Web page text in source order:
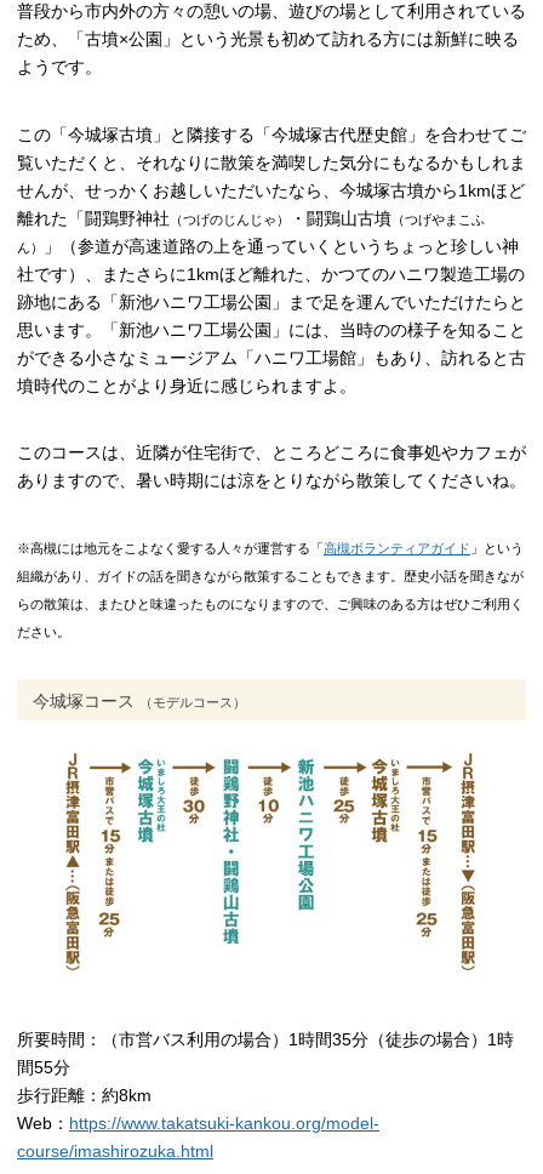
普段から市内外の方々の憩いの場、遊びの場として利用されている
ため、「古墳×公園」という光景も初めて訪れる方には新鮮に映る
ようです。
この「今城塚古墳」と隣接する「今城塚古代歴史館」を合わせてご
覧いただくと、それなりに散策を満喫した気分にもなるかもしれま
せんが、せっかくお越しいただいたなら、今城塚古墳から1kmほど
離れた「闘鶏野神社 （つげのじんじゃ） ・闘鶏山古墳 （つげやまこふ
ん）
」（参道が高速道路の上を通っていくというちょっと珍しい神
社です）、またさらに1kmほど離れた、かつてのハニワ製造工場の
跡地にある「新池ハニワ工場公園」まで足を運んでいただけたらと
思います。「新池ハニワ工場公園」には、当時のの様子を知ること
ができる小さなミュージアム「ハニワ工場館」もあり、訪れると古
墳時代のことがより身近に感じられますよ。
このコースは、近隣が住宅街で、ところどころに食事処やカフェが
ありますので、暑い時期には涼をとりながら散策してくださいね。
※高槻には地元をこよなく愛する人々が運営する「高槻ボランティアガイド 」という
組織があり、ガイドの話を聞きながら散策することもできます。歴史小話を聞きなが
らの散策は、またひと味違ったものになりますので、ご興味のある方はぜひご利用く
ださい。
今城塚コース （モデルコース）
所要時間：（市営バス利用の場合）1時間35分 （徒歩の場合）1時
間55分
歩行距離：約8km
Web： https://www.takatsuki-kankou.org/model-
course/imashirozuka.html